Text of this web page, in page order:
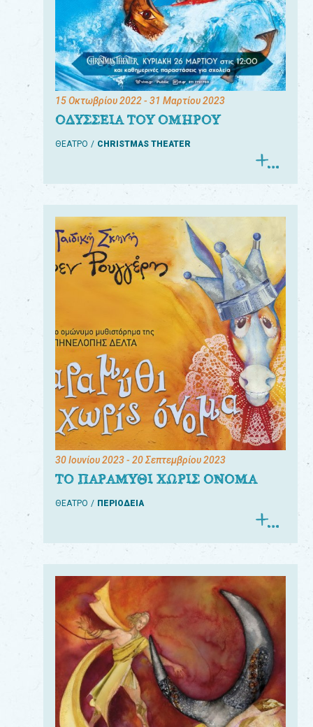
15 Οκτωβρίου 2022- 31 Μαρτίου 2023
ΟΔΥΣΣΕΙΑ ΤΟΥ ΟΜΗΡΟΥ
ΘΕΑΤΡΟ CHRISTMAS THEATER
30 Ιουνίου 2023- 20 Σεπτεμβρίου 2023
ΤΟ ΠΑΡΑΜΥΘΙ ΧΩΡΙΣ ΟΝΟΜΑ
ΘΕΑΤΡΟ ΠΕΡΙΟΔΕΙΑ